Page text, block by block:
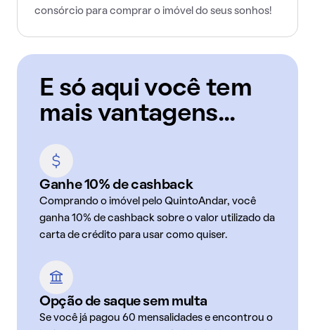
consórcio para comprar o imóvel do seus sonhos!
E só aqui você tem
mais vantagens...
Ganhe 10% de cashback
Comprando o imóvel pelo QuintoAndar, você
ganha 10% de cashback sobre o valor utilizado da
carta de crédito para usar como quiser.
Opção de saque sem multa
Se você já pagou 60 mensalidades e encontrou o